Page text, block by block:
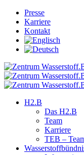
Skip
content
Presse
Karriere
Kontakt
H2.B
Das H2.B
Team
Karriere
TEB –